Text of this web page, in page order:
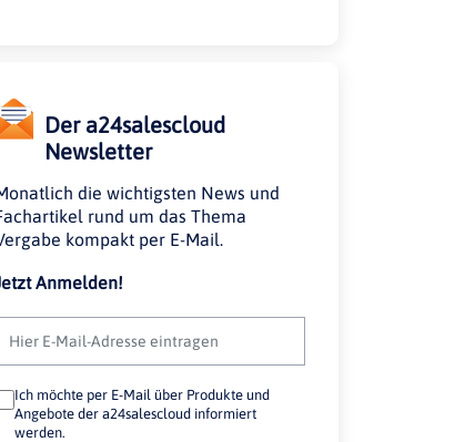
Der a24salescloud
Newsletter
die wichtigsten News und
rund um das Thema
kompakt per E-Mail.
Anmelden!
Ich möchte per E-Mail über Produkte und
Angebote der a24salescloud informiert
werden.